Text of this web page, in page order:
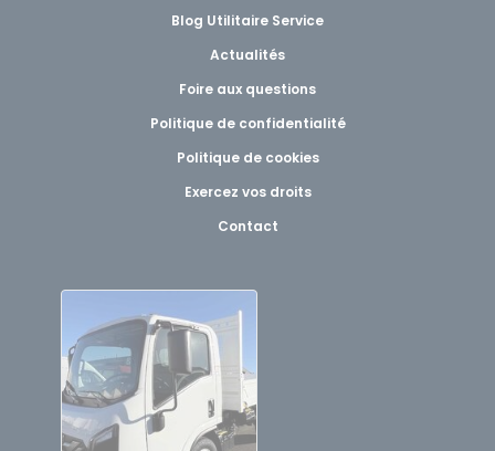
Blog Utilitaire Service
Actualités
Foire aux questions
Politique de confidentialité
Politique de cookies
Exercez vos droits
Contact